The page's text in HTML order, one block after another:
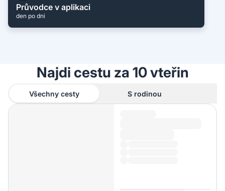
Průvodce v aplikaci
den po dni
Najdi cestu za 10 vteřin
Všechny cesty S rodinou